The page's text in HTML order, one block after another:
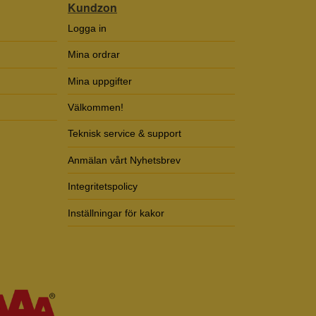
Kundzon
Logga in
Mina ordrar
Mina uppgifter
Välkommen!
Teknisk service & support
Anmälan vårt Nyhetsbrev
Integritetspolicy
Inställningar för kakor